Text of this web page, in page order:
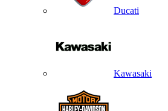
Ducati
Kawasaki